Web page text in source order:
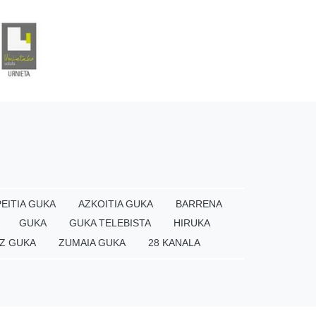
GUKA AZKOITIA GUKA
BARRENA
GUKA GUKA TELEBISTA
HIRUKA
GUKA ZUMAIA GUKA 28 KANALA